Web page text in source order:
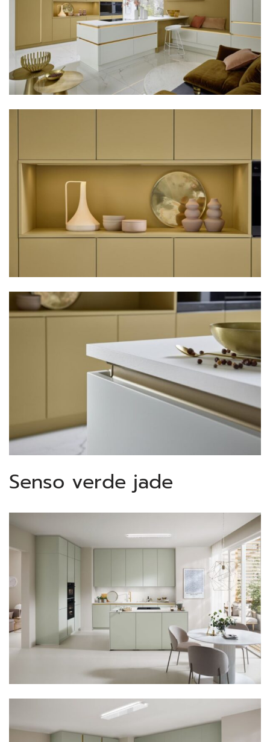
Senso verde jade